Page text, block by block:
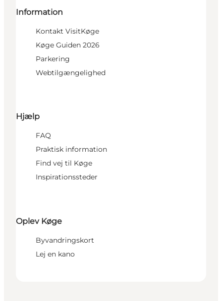
Information
Kontakt VisitKøge
Køge Guiden 2026
Parkering
Webtilgængelighed
Hjælp
FAQ
Praktisk information
Find vej til Køge
Inspirationssteder
Oplev Køge
Byvandringskort
Lej en kano